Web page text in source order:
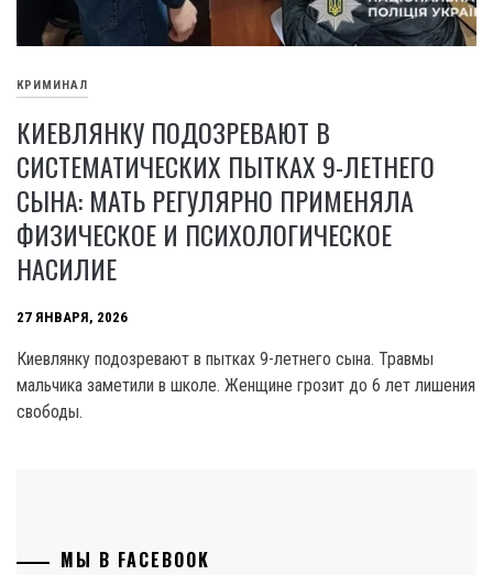
КРИМИНАЛ
КИЕВЛЯНКУ ПОДОЗРЕВАЮТ В
СИСТЕМАТИЧЕСКИХ ПЫТКАХ 9-ЛЕТНЕГО
СЫНА: МАТЬ РЕГУЛЯРНО ПРИМЕНЯЛА
ФИЗИЧЕСКОЕ И ПСИХОЛОГИЧЕСКОЕ
НАСИЛИЕ
27 ЯНВАРЯ, 2026
Киевлянку подозревают в пытках 9-летнего сына. Травмы
мальчика заметили в школе. Женщине грозит до 6 лет лишения
свободы.
МЫ В FACEBOOK